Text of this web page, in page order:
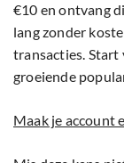
€10 en ontvang
lang zonder
transacties. Start
groeiende
Maak je account